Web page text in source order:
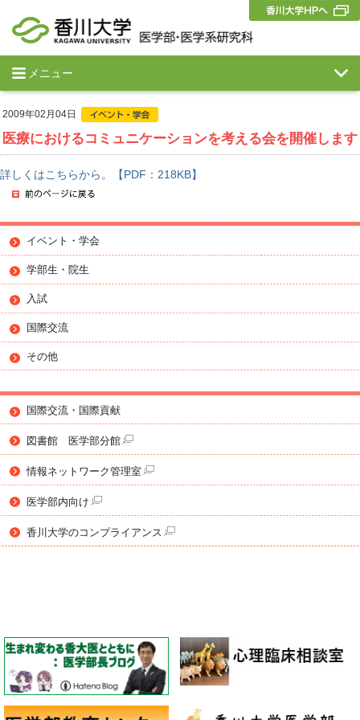
メニュー
2009年02月04日
医療におけるコミュニケーションを考える会を開催します
詳しくはこちらから。【PDF：218KB】
イベント・学会
学部生・院生
入試
国際交流
その他
国際交流・国際貢献
図書館 医学部分館
情報ネットワーク管理室
医学部内向け
香川大学のコンプライアンス